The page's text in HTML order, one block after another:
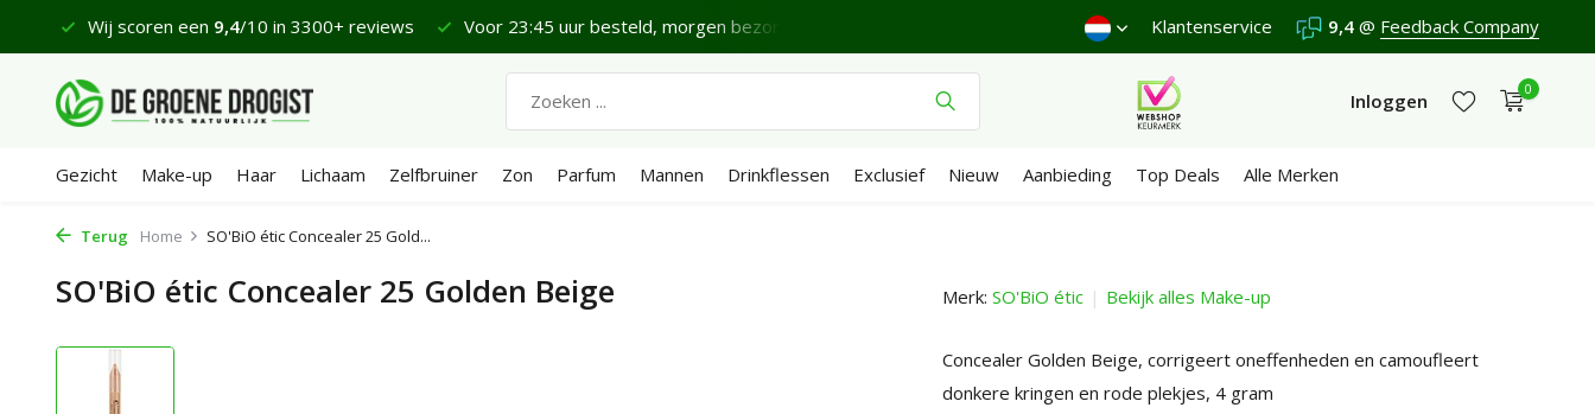
Wij scoren een 9,4/10 in 3300+ reviews Voor 23:45 uur besteld, morgen bezorgd* Verzenden €4,95 (NL)Gratisvanaf €65 Wij scoren een9,4/10 in
Klantenservice 9,4 @ Feedback Company
Inloggen
0
Gezicht Make-up Haar Lichaam Zelfbruiner Zon Parfum Mannen Drinkflessen Exclusief Nieuw Aanbieding Top Deals Alle Merken
Terug Home SO'BiO étic Concealer 25 Gold...
SO'BiO étic Concealer 25 Golden Beige Merk: SO'BiO étic Bekijk alles Make-up
Concealer Golden Beige, corrigeert oneffenheden en camoufleert
donkere kringen en rode plekjes, 4 gram